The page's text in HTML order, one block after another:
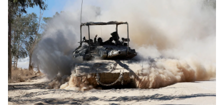
Media Môi trường
Ảnh
Infographic
TIN MỚI